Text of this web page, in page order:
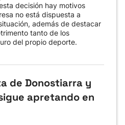
decisión hay motivos
no está dispuesta a
además de destacar
tanto de los
del propio deporte.
de Donostiarra y
apretando en